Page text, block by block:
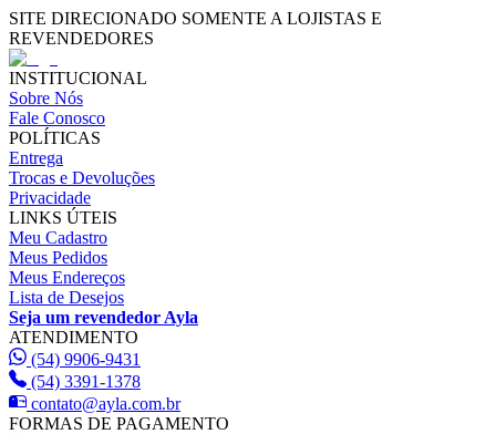
SITE DIRECIONADO SOMENTE A LOJISTAS E
REVENDEDORES
INSTITUCIONAL
Sobre Nós
Fale Conosco
POLÍTICAS
Entrega
Trocas e Devoluções
Privacidade
LINKS ÚTEIS
Meu Cadastro
Meus Pedidos
Meus Endereços
Lista de Desejos
Seja um revendedor Ayla
ATENDIMENTO
(54) 9906-9431
(54) 3391-1378
contato@ayla.com.br
FORMAS DE PAGAMENTO